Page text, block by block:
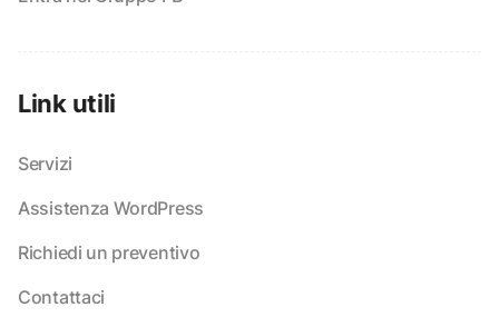
Link utili
Servizi
Assistenza WordPress
Richiedi un preventivo
Contattaci